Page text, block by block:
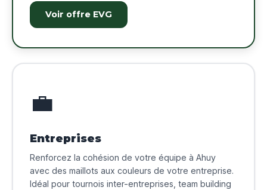
Voir offre EVG
💼
Entreprises
Renforcez la cohésion de votre équipe à Ahuy
avec des maillots aux couleurs de votre entreprise.
Idéal pour tournois inter-entreprises, team building